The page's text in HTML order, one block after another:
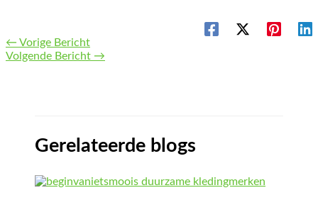
← Vorige Bericht
Volgende Bericht →
Gerelateerde blogs